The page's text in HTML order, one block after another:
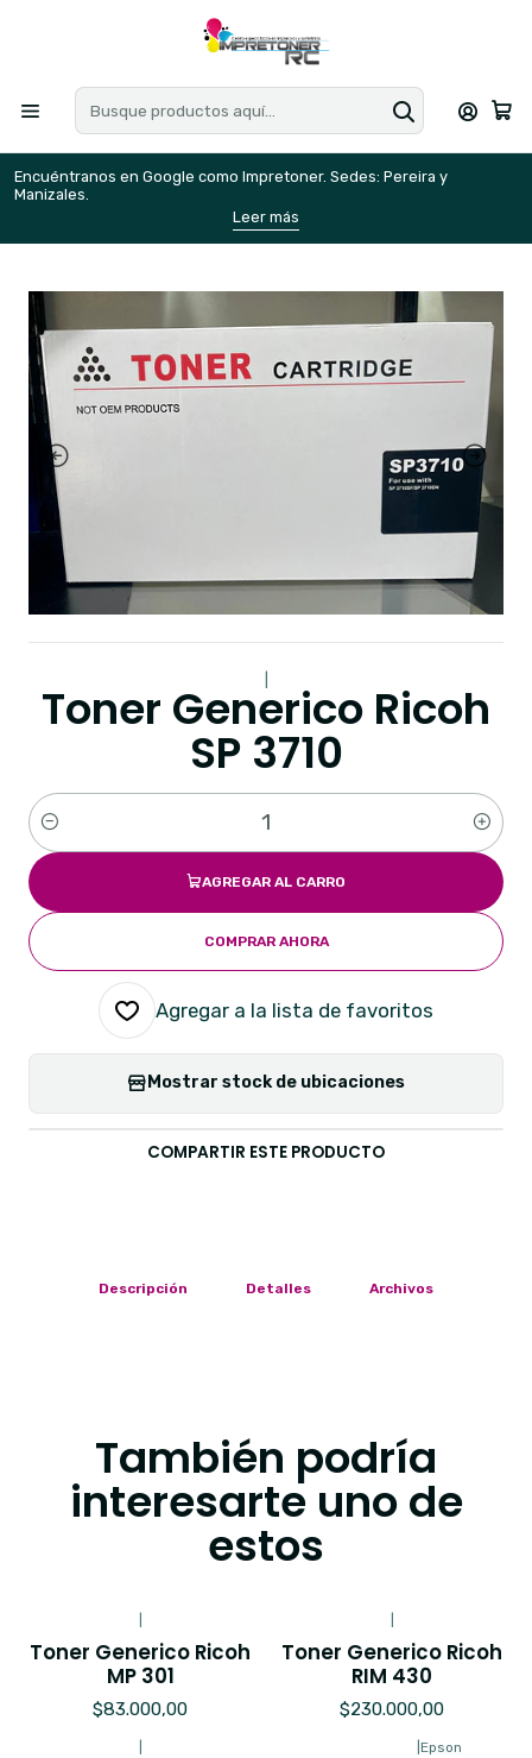
Encuéntranos en Google como Impretoner. Sedes: Pereira y
Manizales.
Leer más
Toner Generico Ricoh
SP 3710
Cantidad
AGREGAR AL CARRO
COMPRAR AHORA
Agregar a la lista de favoritos
Mostrar stock de ubicaciones
COMPARTIR ESTE PRODUCTO
Descripción Detalles Archivos
También podría
interesarte uno de
estos
Toner Generico Ricoh
MP 301
$83.000,00
Toner Generico Ricoh
RIM 430
$230.000,00
Epson